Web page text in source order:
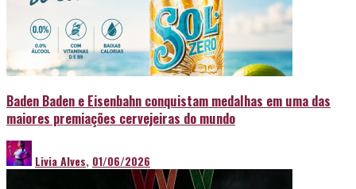
Baden Baden e Eisenbahn conquistam medalhas em uma das
maiores premiações cervejeiras do mundo
Livia Alves, 01/06/2026